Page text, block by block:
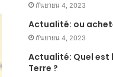
กันยายน 4, 2023
Actualité: ou
กันยายน 4, 2023
Actualité: Quel est
Terre ?